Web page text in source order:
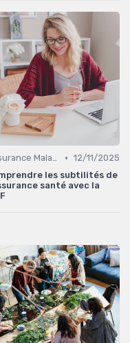
Assurance Maladie et Complémentaire Santé • 12/11/2025
les subtilités de
santé avec la